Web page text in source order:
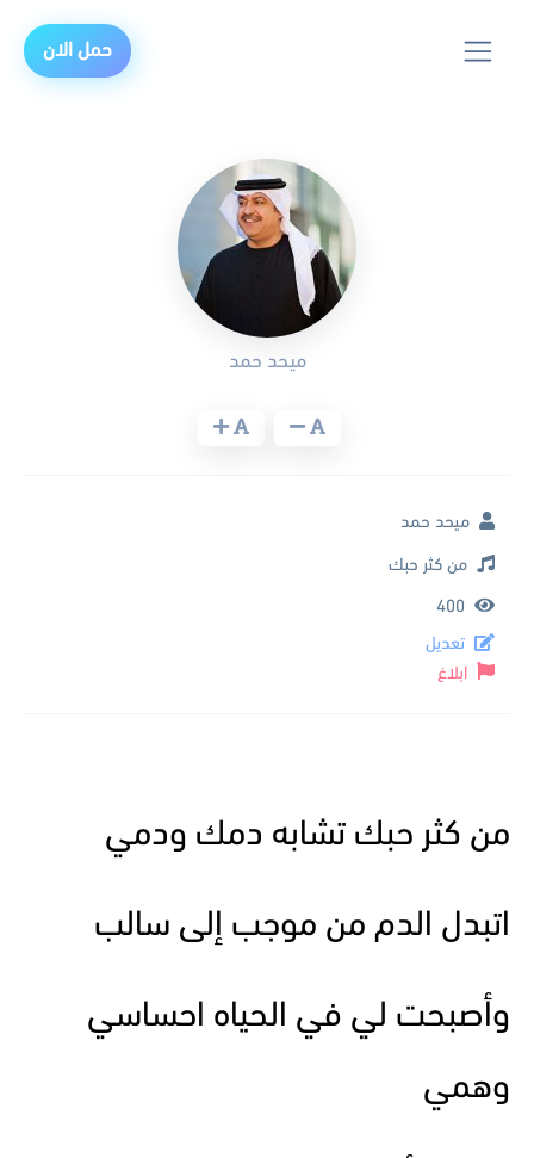
حمل الان
من كثر حبك تشابه دمك ودمي
اتبدل الدم من موجب إلى سالب
وأصبحت لي في الحياه احساسي
وهمي
ميحد حمد
ميحد حمد
من كثر حبك
400
تعديل
ابلاغ